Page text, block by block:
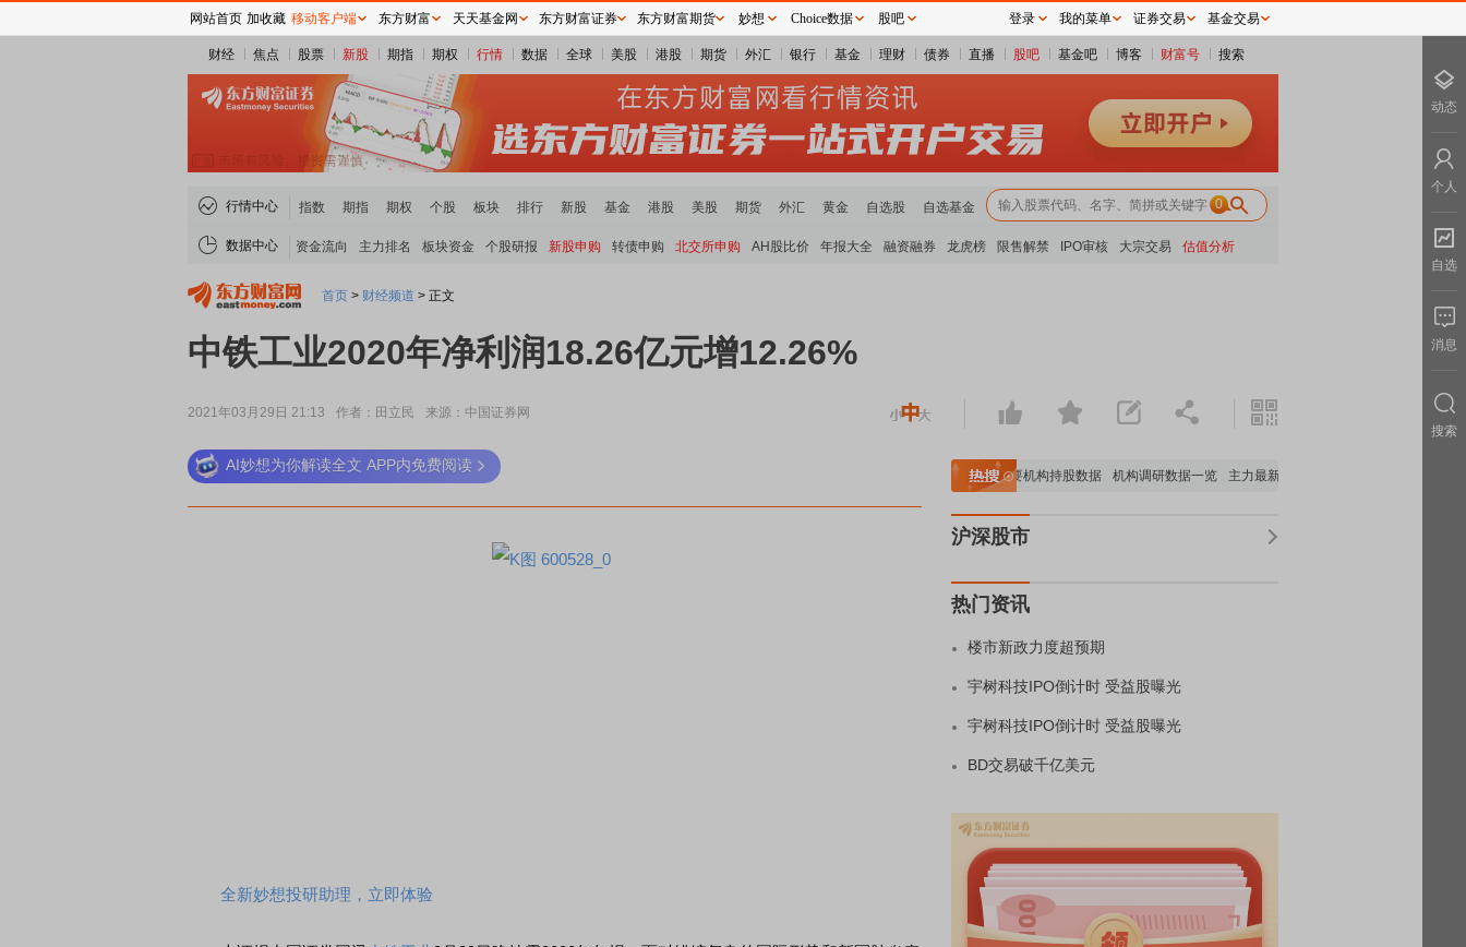
财经 焦点 股票 新股 期指 期权 行情 数据 全球 美股 港股 期货 外汇 银行 基金 理财 债券 直播 股吧 基金吧 博客 财富号 搜索
行情中心 指数 期指 期权 个股 板块 排行 新股 基金 港股 美股 期货 外汇 黄金 自选股 自选基金 0
数据中心 资金流向 主力排名 板块资金 个股研报 新股申购 转债申购 北交所申购 AH股比价 年报大全 融资融券 龙虎榜 限售解禁 IPO审核 大宗交易 估值分析
首页 > 财经频道 > 正文
中铁工业2020年净利润18.26亿元增12.26%
2021年03月29日 21:13 作者：田立民 来源：中国证券网
AI妙想为你解读全文 APP内免费阅读
全新妙想投研助理，立即体验
稀土板块领涨 A股估值分析全览 重要机构持股数据 机构调研数据一览 主力最新动向
沪深股市
热门资讯
楼市新政力度超预期
宇树科技IPO倒计时 受益股曝光
宇树科技IPO倒计时 受益股曝光
BD交易破千亿美元
网站首页 加收藏 移动客户端 东方财富 天天基金网 东方财富证券 东方财富期货 妙想 Choice数据 股吧 登录 我的菜单 证券交易 基金交易
动态
个人
自选
消息
搜索